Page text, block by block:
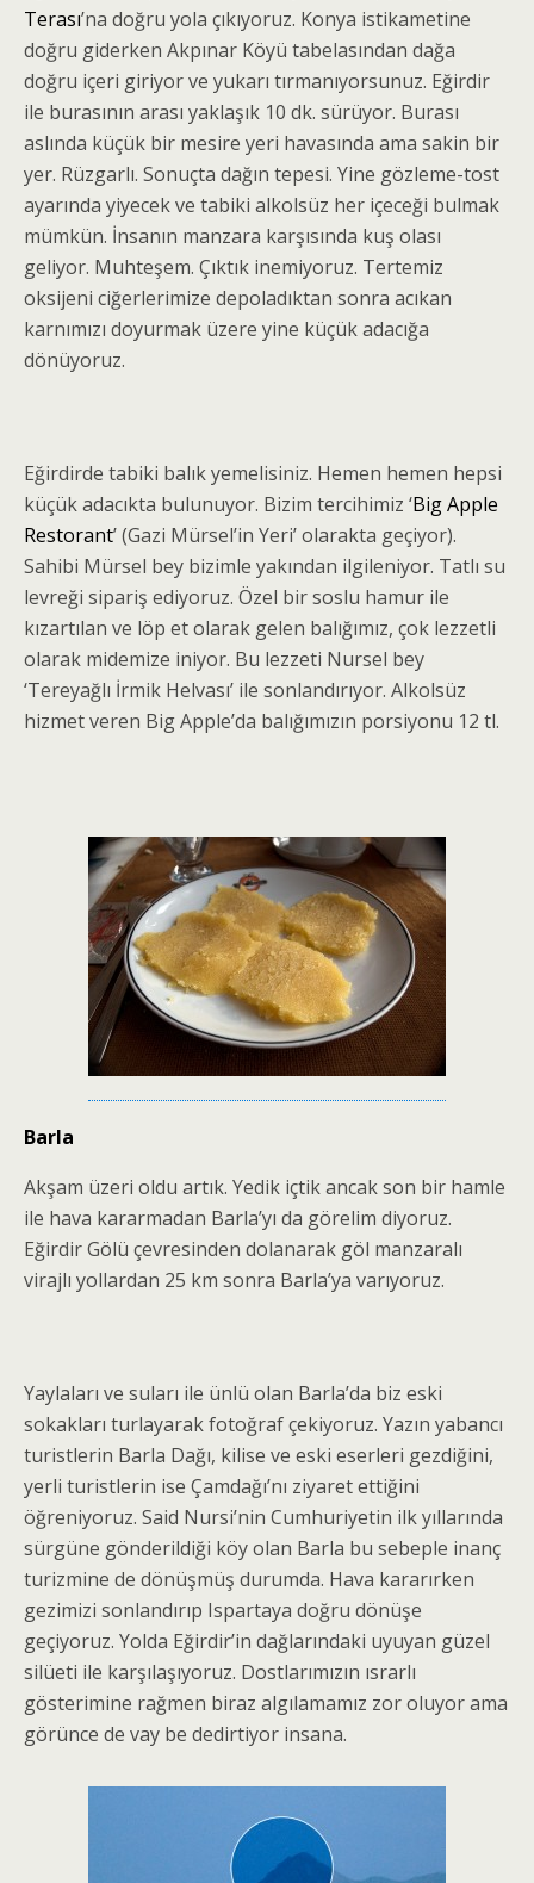
Terası’na doğru yola çıkıyoruz. Konya istikametine
doğru giderken Akpınar Köyü tabelasından dağa
doğru içeri giriyor ve yukarı tırmanıyorsunuz. Eğirdir
ile burasının arası yaklaşık 10 dk. sürüyor. Burası
aslında küçük bir mesire yeri havasında ama sakin bir
yer. Rüzgarlı. Sonuçta dağın tepesi. Yine gözleme-tost
ayarında yiyecek ve tabiki alkolsüz her içeceği bulmak
mümkün. İnsanın manzara karşısında kuş olası
geliyor. Muhteşem. Çıktık inemiyoruz. Tertemiz
oksijeni ciğerlerimize depoladıktan sonra acıkan
karnımızı doyurmak üzere yine küçük adacığa
dönüyoruz.
Eğirdirde tabiki balık yemelisiniz. Hemen hemen hepsi
küçük adacıkta bulunuyor. Bizim tercihimiz ‘Big Apple
Restorant’ (Gazi Mürsel’in Yeri’ olarakta geçiyor).
Sahibi Mürsel bey bizimle yakından ilgileniyor. Tatlı su
levreği sipariş ediyoruz. Özel bir soslu hamur ile
kızartılan ve löp et olarak gelen balığımız, çok lezzetli
olarak midemize iniyor. Bu lezzeti Nursel bey
‘Tereyağlı İrmik Helvası’ ile sonlandırıyor. Alkolsüz
hizmet veren Big Apple’da balığımızın porsiyonu 12 tl.
Barla
Akşam üzeri oldu artık. Yedik içtik ancak son bir hamle
ile hava kararmadan Barla’yı da görelim diyoruz.
Eğirdir Gölü çevresinden dolanarak göl manzaralı
virajlı yollardan 25 km sonra Barla’ya varıyoruz.
Yaylaları ve suları ile ünlü olan Barla’da biz eski
sokakları turlayarak fotoğraf çekiyoruz. Yazın yabancı
turistlerin Barla Dağı, kilise ve eski eserleri gezdiğini,
yerli turistlerin ise Çamdağı’nı ziyaret ettiğini
öğreniyoruz. Said Nursi’nin Cumhuriyetin ilk yıllarında
sürgüne gönderildiği köy olan Barla bu sebeple inanç
turizmine de dönüşmüş durumda. Hava kararırken
gezimizi sonlandırıp Ispartaya doğru dönüşe
geçiyoruz. Yolda Eğirdir’in dağlarındaki uyuyan güzel
silüeti ile karşılaşıyoruz. Dostlarımızın ısrarlı
gösterimine rağmen biraz algılamamız zor oluyor ama
görünce de vay be dedirtiyor insana.